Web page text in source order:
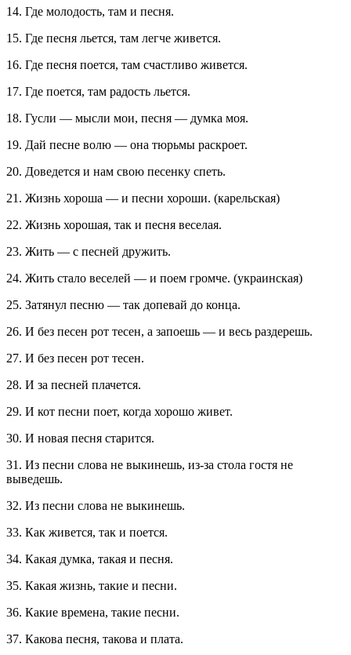
14. Где молодость, там и песня.
15. Где песня льется, там легче живется.
16. Где песня поется, там счастливо живется.
17. Где поется, там радость льется.
18. Гусли — мысли мои, песня — думка моя.
19. Дай песне волю — она тюрьмы раскроет.
20. Доведется и нам свою песенку спеть.
21. Жизнь хороша — и песни хороши. (карельская)
22. Жизнь хорошая, так и песня веселая.
23. Жить — с песней дружить.
24. Жить стало веселей — и поем громче. (украинская)
25. Затянул песню — так допевай до конца.
26. И без песен рот тесен, а запоешь — и весь раздерешь.
27. И без песен рот тесен.
28. И за песней плачется.
29. И кот песни поет, когда хорошо живет.
30. И новая песня старится.
31. Из песни слова не выкинешь, из-за стола гостя не
выведешь.
32. Из песни слова не выкинешь.
33. Как живется, так и поется.
34. Какая думка, такая и песня.
35. Какая жизнь, такие и песни.
36. Какие времена, такие песни.
37. Какова песня, такова и плата.